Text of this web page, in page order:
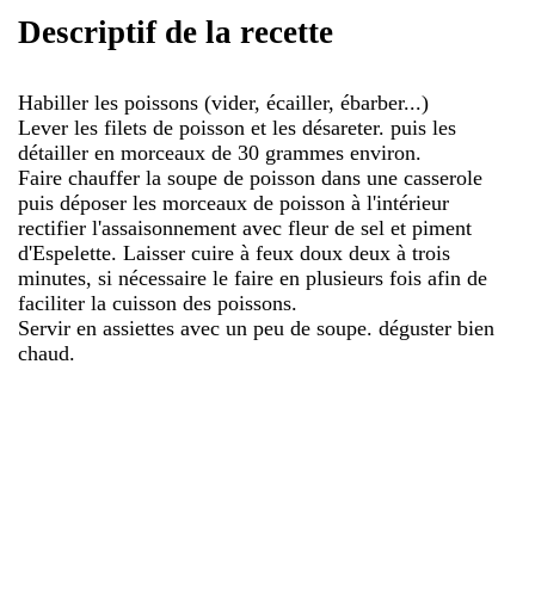
Descriptif de la recette
Habiller les poissons (vider, écailler, ébarber...)
Lever les filets de poisson et les désareter. puis les
détailler en morceaux de 30 grammes environ.
Faire chauffer la soupe de poisson dans une casserole
puis déposer les morceaux de poisson à l'intérieur
rectifier l'assaisonnement avec fleur de sel et piment
d'Espelette. Laisser cuire à feux doux deux à trois
minutes, si nécessaire le faire en plusieurs fois afin de
faciliter la cuisson des poissons.
Servir en assiettes avec un peu de soupe. déguster bien
chaud.